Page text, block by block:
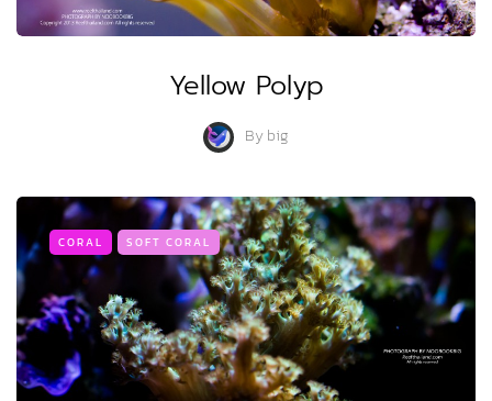
Yellow Polyp
Bybig
CORAL SOFT CORAL